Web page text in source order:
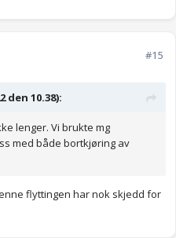
#15
den 10.38):
lenger. Vi brukte mg
med både bortkjøring av
flyttingen har nok skjedd for